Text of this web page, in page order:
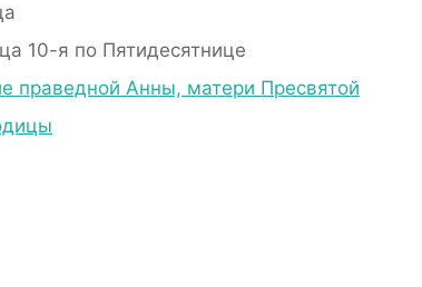
10-я по Пятидесятнице
праведной Анны, матери Пресвятой